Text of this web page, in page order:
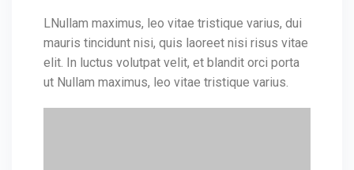
LNullam maximus, leo vitae tristique varius, dui
mauris tincidunt nisi, quis laoreet nisi risus vitae
elit. In luctus volutpat velit, et blandit orci porta
ut Nullam maximus, leo vitae tristique varius.